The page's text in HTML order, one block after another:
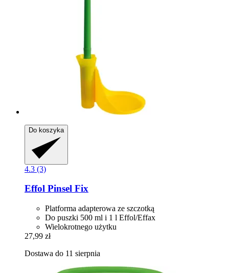
Do koszyka
4.3 (3)
Effol Pinsel Fix
Platforma adapterowa ze szczotką
Do puszki 500 ml i 1 l Effol/Effax
Wielokrotnego użytku
27,99 zł
Dostawa do 11 sierpnia